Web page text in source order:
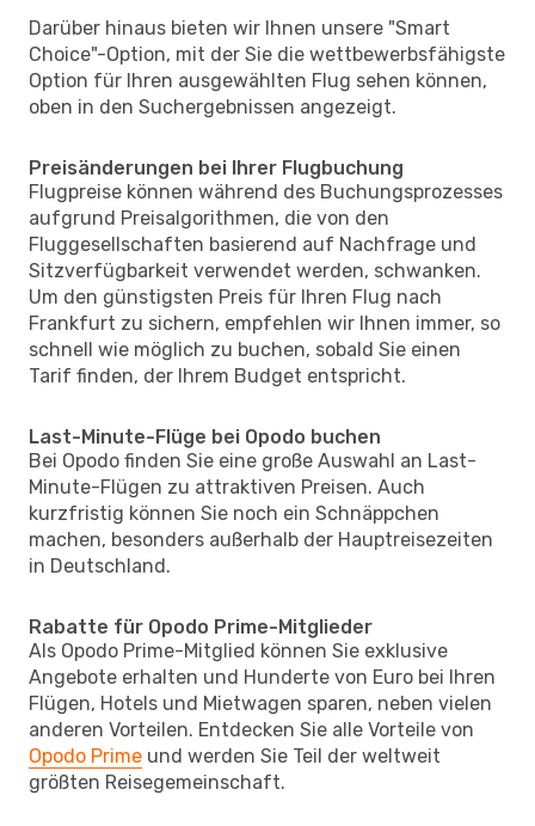
Darüber hinaus bieten wir Ihnen unsere "Smart
Choice"-Option, mit der Sie die wettbewerbsfähigste
Option für Ihren ausgewählten Flug sehen können,
oben in den Suchergebnissen angezeigt.
Preisänderungen bei Ihrer Flugbuchung
Flugpreise können während des Buchungsprozesses
aufgrund Preisalgorithmen, die von den
Fluggesellschaften basierend auf Nachfrage und
Sitzverfügbarkeit verwendet werden, schwanken.
Um den günstigsten Preis für Ihren Flug nach
Frankfurt zu sichern, empfehlen wir Ihnen immer, so
schnell wie möglich zu buchen, sobald Sie einen
Tarif finden, der Ihrem Budget entspricht.
Last-Minute-Flüge bei Opodo buchen
Bei Opodo finden Sie eine große Auswahl an Last-
Minute-Flügen zu attraktiven Preisen. Auch
kurzfristig können Sie noch ein Schnäppchen
machen, besonders außerhalb der Hauptreisezeiten
in Deutschland.
Rabatte für Opodo Prime-Mitglieder
Als Opodo Prime-Mitglied können Sie exklusive
Angebote erhalten und Hunderte von Euro bei Ihren
Flügen, Hotels und Mietwagen sparen, neben vielen
anderen Vorteilen. Entdecken Sie alle Vorteile von
Opodo Prime und werden Sie Teil der weltweit
größten Reisegemeinschaft.